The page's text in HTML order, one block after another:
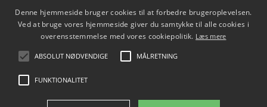
DTU Aqua - Institut for Akvatiske Ressourcer
Vejlsøvej 39
8600 Silkeborg
ffi@aqua.dtu.dk
FØLG OS PÅ
Denne hjemmeside bruger cookies til at forbedre brugeroplevelsen.
Ved at bruge vores hjemmeside giver du samtykke til alle cookies i
overensstemmelse med vores cookiepolitik. Læs mere
ABSOLUT NØDVENDIGE MÅLRETNING
FUNKTIONALITET